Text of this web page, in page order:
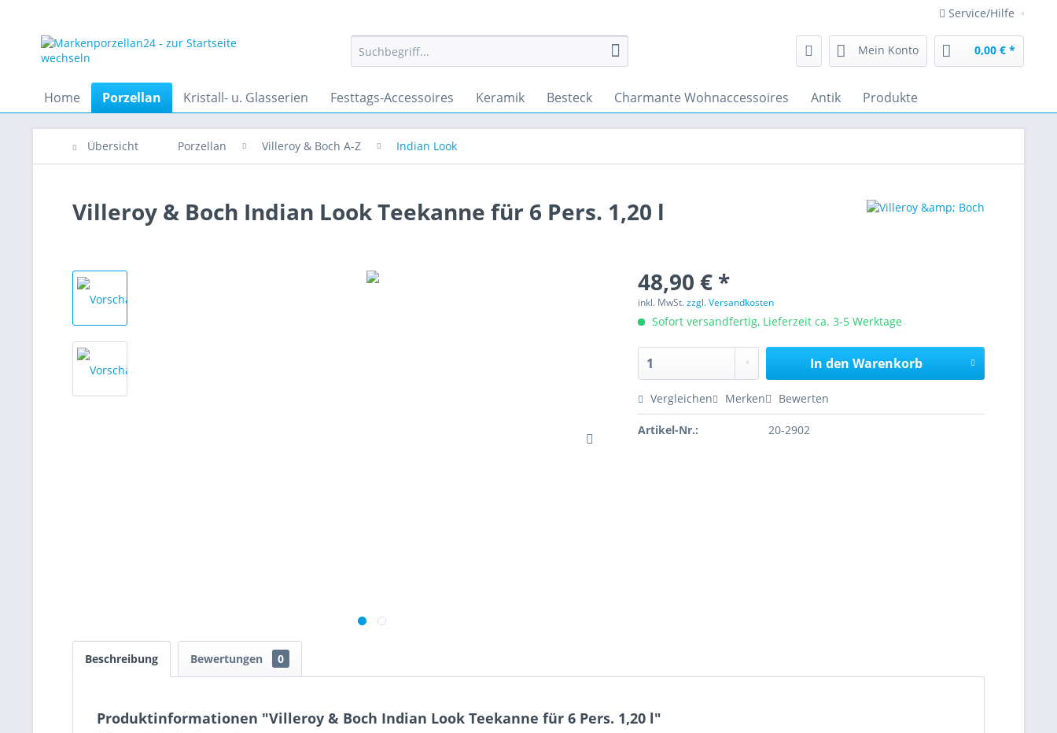
Service/Hilfe
Mein Konto 0,00 € *
Home Porzellan Kristall- u. Glasserien Festtags-Accessoires Keramik Besteck Charmante Wohnaccessoires Antik Produkte
Übersicht Porzellan Villeroy & Boch A-Z Indian Look
Villeroy & Boch Indian Look Teekanne für 6 Pers. 1,20 l
48,90 € *
inkl. MwSt.zzgl. Versandkosten
Sofort versandfertig, Lieferzeit ca. 3-5 Werktage
In den Warenkorb
Vergleichen Merken Bewerten
Artikel-Nr.: 20-2902
Beschreibung Bewertungen 0
Produktinformationen "Villeroy & Boch Indian Look Teekanne für 6 Pers. 1,20 l"